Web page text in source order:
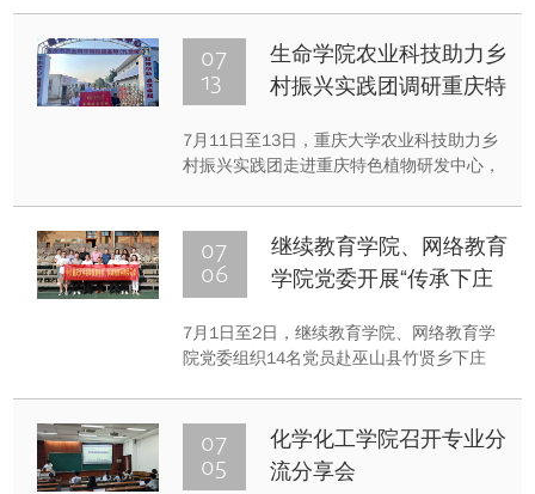
基因 体悟科研坚守 感知数字农业”主题实践
活动。
07
13
生命学院农业科技助力乡
村振兴实践团调研重庆特
​7月11日至13日，重庆大学农业科技助力乡
村振兴实践团走进重庆特色植物研发中心，
07
06
继续教育学院、网络教育
学院党委开展“传承下庄
使命”主题党日活动
7月1日至2日，继续教育学院、网络教育学
院党委组织14名党员赴巫山县竹贤乡下庄
二十大精神，深刻感悟“不甘落后、不等不
靠、不畏艰险、不怕牺牲”的下庄精神。
07
05
化学化工学院召开专业分
流分享会